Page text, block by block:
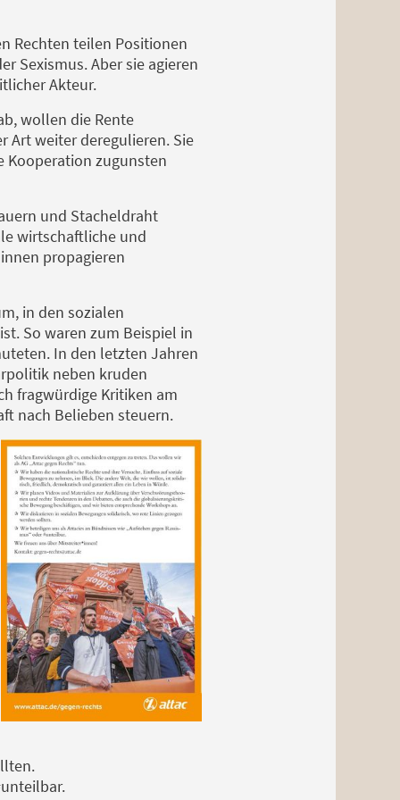
Rechten teilen Positionen
Sexismus. Aber sie agieren
Akteur.
wollen die Rente
Art weiter deregulieren. Sie
zugunsten
und Stacheldraht
wirtschaftliche und
propagieren
in den sozialen
So waren zum Beispiel in
In den letzten Jahren
neben kruden
fragwürdige Kritiken am
nach Belieben steuern.